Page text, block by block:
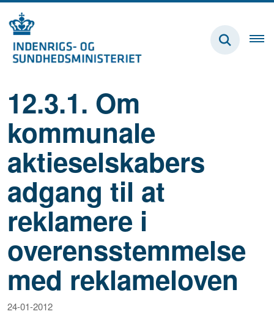
12.3.1. Om
kommunale
aktieselskabers
adgang til at
reklamere i
overensstemmelse
med reklameloven
24-01-2012